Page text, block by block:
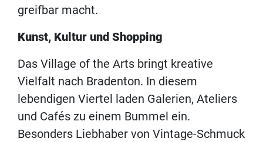
greifbar macht.
Kunst, Kultur und Shopping
Das Village of the Arts bringt kreative
Vielfalt nach Bradenton. In diesem
lebendigen Viertel laden Galerien, Ateliers
und Cafés zu einem Bummel ein.
Besonders Liebhaber von Vintage-Schmuck